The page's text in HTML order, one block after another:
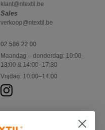
klant@ntextil.be
Sales
verkoop@ntextil.be
02 586 22 00
Maandag – donderdag: 10:00–
13:00 & 14:00–17:30
Vrijdag: 10:00–14:00